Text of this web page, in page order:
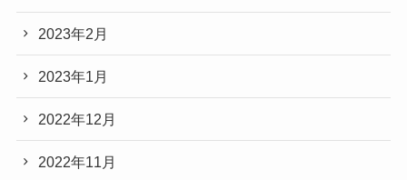
2023年2月
2023年1月
2022年12月
2022年11月